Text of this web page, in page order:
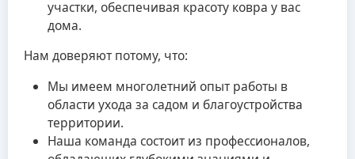
участки, обеспечивая красоту ковра у вас
дома.
Нам доверяют потому, что:
Мы имеем многолетний опыт работы в
области ухода за садом и благоустройства
территории.
Наша команда состоит из профессионалов,